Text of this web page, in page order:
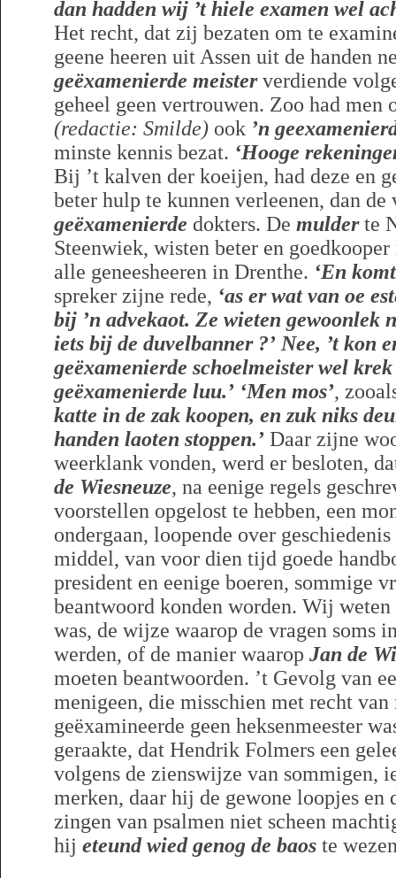
dan hadden wij ’t hiele examen wel
Het recht, dat zij bezaten om te
geene heeren uit Assen uit de handen
geëxamenierde meisterverdiende
geheel geen vertrouwen. Zoo had men
(redactie: Smilde) ook ’n
minste kennis bezat. ‘Hooge
Bij ’t kalven der koeijen, had deze en
beter hulp te kunnen verleenen, dan de
geëxamenierde dokters. De mulderte
Steenwiek, wisten beter en
alle geneesheeren in Drenthe. ‘En
spreker zijne rede, ‘as er wat van oe
bij ’n advekaot. Ze wieten gewoonlek
iets bij de duvelbanner ?’ Nee, ’t kon
geëxamenierde schoelmeister wel krek
geëxamenierde luu.’ ‘Men mos’,
katte in de zak koopen, en zuk niks
handen laoten stoppen.’ Daar zijne
weerklank vonden, werd er besloten,
de Wiesneuze, na eenige regels
voorstellen opgelost te hebben, een
ondergaan, loopende over
middel, van voor dien tijd goede
president en eenige boeren, sommige
beantwoord konden worden. Wij
was, de wijze waarop de vragen soms
werden, of de manier waarop Jan de
moeten beantwoorden. ’t Gevolg van
menigeen, die misschien met recht
geëxamineerde geen heksenmeester
geraakte, dat Hendrik Folmers een
volgens de zienswijze van sommigen,
merken, daar hij de gewone loopjes
zingen van psalmen niet scheen
hij eteund wied genog de baos te